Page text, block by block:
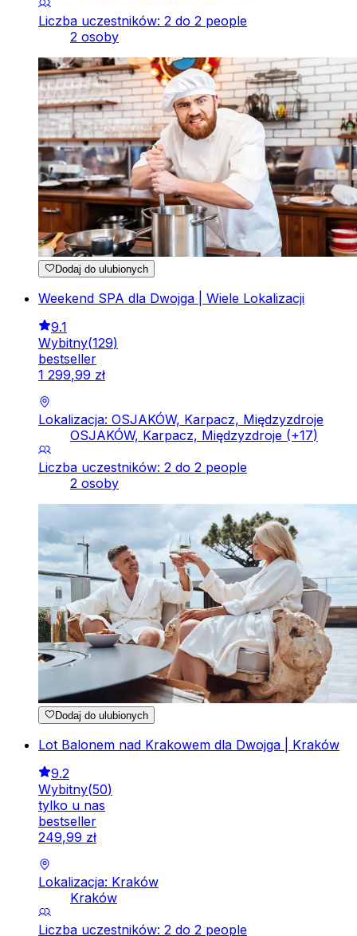
Liczba uczestników: 2 do 2 people
2 osoby
Dodaj do ulubionych
Weekend SPA dla Dwojga | Wiele Lokalizacji
9.1
Wybitny(129)
bestseller
1 299,99 zł
Lokalizacja: OSJAKÓW, Karpacz, Międzyzdroje
OSJAKÓW, Karpacz, Międzyzdroje (+17)
Liczba uczestników: 2 do 2 people
2 osoby
Dodaj do ulubionych
Lot Balonem nad Krakowem dla Dwojga | Kraków
9.2
Wybitny(50)
tylko u nas
bestseller
249,99 zł
Lokalizacja: Kraków
Kraków
Liczba uczestników: 2 do 2 people